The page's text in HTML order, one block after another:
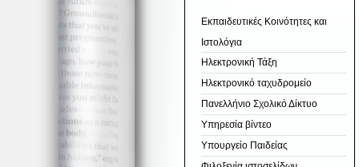
Εκπαιδευτικές Κοινότητες και
Ιστολόγια
Ηλεκτρονική Τάξη
Ηλεκτρονικό ταχυδρομείο
Πανελλήνιο Σχολικό Δίκτυο
Υπηρεσία βίντεο
Υπουργείο Παιδείας